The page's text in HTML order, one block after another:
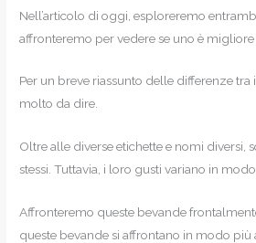
Nell’articolo di oggi, esploreremo
affronteremo per vedere se uno è migliore
Per un breve riassunto delle differenze tra
molto da dire.
Oltre alle diverse etichette e nomi diversi,
stessi. Tuttavia, i loro gusti variano in
Affronteremo queste bevande
queste bevande si affrontano in modo più